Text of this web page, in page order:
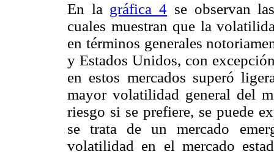
En la gráfica 4 se observan
cuales muestran que la
en términos generales
y Estados Unidos, con
en estos mercados superó
mayor volatilidad general del
riesgo si se prefiere, se puede
se trata de un mercado
volatilidad en el mercado